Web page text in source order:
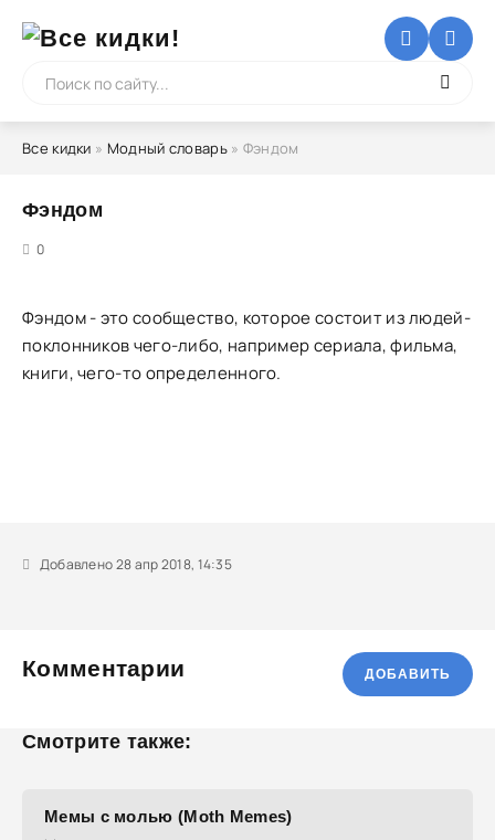
Все кидки » Модный словарь» Фэндом
Фэндом
0
Фэндом - это сообщество, которое состоит из людей-
поклонников чего-либо, например сериала, фильма,
книги, чего-то определенного.
Добавлено 28 апр 2018, 14:35
Комментарии ДОБАВИТЬ
Смотрите также:
Мемы с молью (Moth Memes)